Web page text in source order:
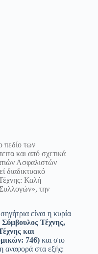
πεδίο των
και από σχετικά
Ασφαλιστών
διαδικτυακό
Καλή
Συλλογών», την
είναι η κυρία
Τέχνης,
και
746) και στο
αναφορά στα εξής: